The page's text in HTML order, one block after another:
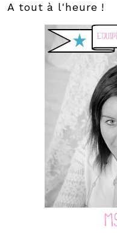
A tout à l'heure !